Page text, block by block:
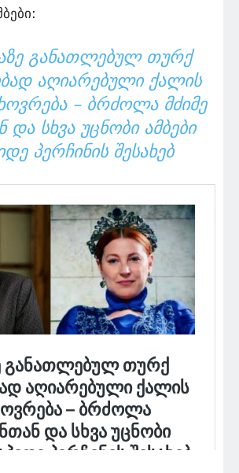
ᲒᲐᲜᲐᲗᲚᲔᲑᲣᲚ ᲗᲣᲠᲥ
ᲐᲦᲘᲐᲠᲔᲑᲣᲚᲘ ᲥᲐᲚᲘᲡ
– ᲑᲠᲫᲝᲚᲐ ᲛᲫᲘᲛᲔ
ᲓᲐ ᲡᲮᲕᲐ ᲣᲪᲜᲝᲑᲘ ᲐᲛᲑᲔᲑᲘ
ᲞᲔᲠᲩᲘᲜᲘᲡ ᲨᲔᲡᲐᲮᲔᲑ